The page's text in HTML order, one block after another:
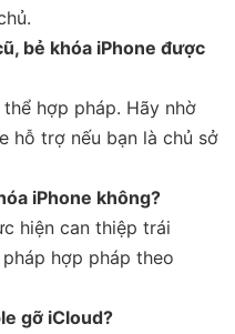
bẻ khóa iPhone được
hợp pháp. Hãy nhờ
hỗ trợ nếu bạn là chủ sở
iPhone không?
hiện can thiệp trái
hợp pháp theo
gỡ iCloud?